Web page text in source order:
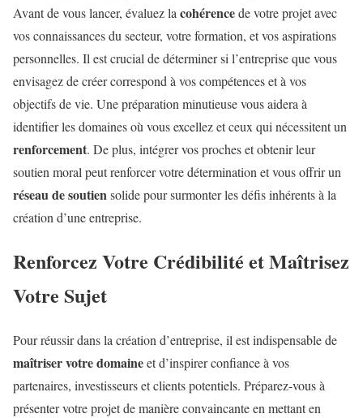
Avant de vous lancer, évaluez la cohérencede votre projet avec
vos connaissances du secteur, votre formation, et vos aspirations
personnelles. Il est crucial de déterminer si l’entreprise que vous
envisagez de créer correspond à vos compétences et à vos
objectifs de vie. Une préparation minutieuse vous aidera à
identifier les domaines où vous excellez et ceux qui nécessitent un
renforcement. De plus, intégrer vos proches et obtenir leur
soutien moral peut renforcer votre détermination et vous offrir un
réseau de soutien solide pour surmonter les défis inhérents à la
création d’une entreprise.
Renforcez Votre Crédibilité et Maîtrisez
Votre Sujet
Pour réussir dans la création d’entreprise, il est indispensable de
maîtriser votre domaineet d’inspirer confiance à vos
partenaires, investisseurs et clients potentiels. Préparez-vous à
présenter votre projet de manière convaincante en mettant en